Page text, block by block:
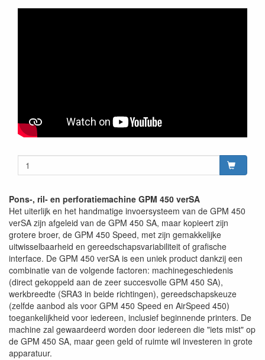
Pons-, ril- en perforatiemachine GPM 450 verSA
Het uiterlijk en het handmatige invoersysteem van de GPM 450
verSA zijn afgeleid van de GPM 450 SA, maar kopieert zijn
grotere broer, de GPM 450 Speed, met zijn gemakkelijke
uitwisselbaarheid en gereedschapsvariabiliteit of grafische
interface. De GPM 450 verSA is een uniek product dankzij een
combinatie van de volgende factoren: machinegeschiedenis
(direct gekoppeld aan de zeer succesvolle GPM 450 SA),
werkbreedte (SRA3 in beide richtingen), gereedschapskeuze
(zelfde aanbod als voor GPM 450 Speed en AirSpeed ​​450)
toegankelijkheid voor iedereen, inclusief beginnende printers. De
machine zal gewaardeerd worden door iedereen die "iets mist" op
de GPM 450 SA, maar geen geld of ruimte wil investeren in grote
apparatuur.